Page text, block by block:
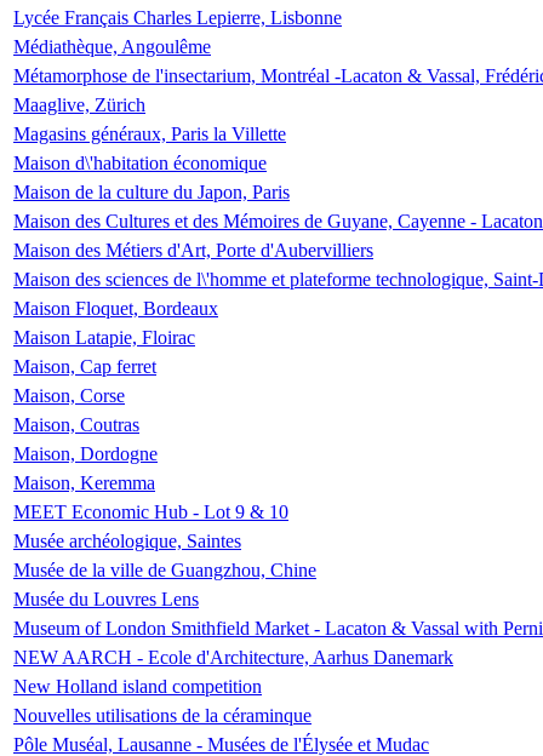
Lycée Français Charles Lepierre, Lisbonne
Médiathèque, Angoulême
Métamorphose de l'insectarium, Montréal -Lacaton & Vassal,
Maaglive, Zürich
Magasins généraux, Paris la Villette
Maison d\'habitation économique
Maison de la culture du Japon, Paris
Maison des Cultures et des Mémoires de Guyane, Cayenne -
Maison des Métiers d'Art, Porte d'Aubervilliers
Maison des sciences de l\'homme et plateforme technologique,
Maison Floquet, Bordeaux
Maison Latapie, Floirac
Maison, Cap ferret
Maison, Corse
Maison, Coutras
Maison, Dordogne
Maison, Keremma
MEET Economic Hub - Lot 9 & 10
Musée archéologique, Saintes
Musée de la ville de Guangzhou, Chine
Musée du Louvres Lens
Museum of London Smithfield Market - Lacaton & Vassal with
NEW AARCH - Ecole d'Architecture, Aarhus Danemark
New Holland island competition
Nouvelles utilisations de la céraminque
Pôle Muséal, Lausanne - Musées de l'Élysée et Mudac